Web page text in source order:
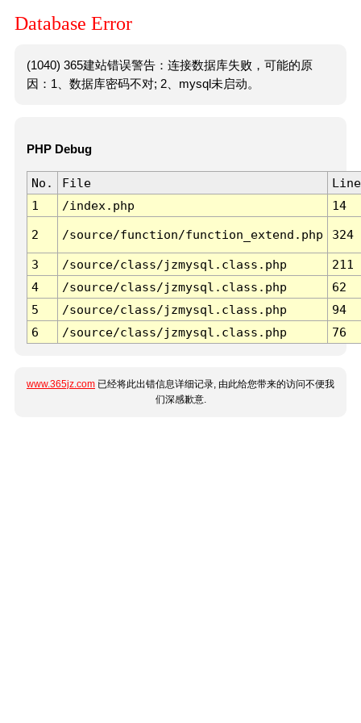
Database Error
(1040) 365建站错误警告：连接数据库失败，可能的原
因：1、数据库密码不对; 2、mysql未启动。
PHP Debug
No. File
Line
1
/index.php 14
2 /source/function/function_extend.php 324
3 /source/class/jzmysql.class.php
211
4
/source/class/jzmysql.class.php
62
5
/source/class/jzmysql.class.php
94
6
/source/class/jzmysql.class.php 76
www.365jz.com 已经将此出错信息详细记录, 由此给您带来的访问不便我
们深感歉意.